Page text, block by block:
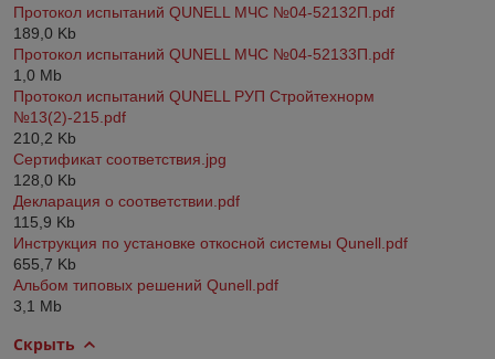
Протокол испытаний QUNELL МЧС №04-52132П.pdf
189,0 Kb
Протокол испытаний QUNELL МЧС №04-52133П.pdf
1,0 Mb
Протокол испытаний QUNELL РУП Стройтехнорм
№13(2)-215.pdf
210,2 Kb
Сертификат соответствия.jpg
128,0 Kb
Декларация о соответствии.pdf
115,9 Kb
Инструкция по установке откосной системы Qunell.pdf
655,7 Kb
Альбом типовых решений Qunell.pdf
3,1 Mb
Скрыть